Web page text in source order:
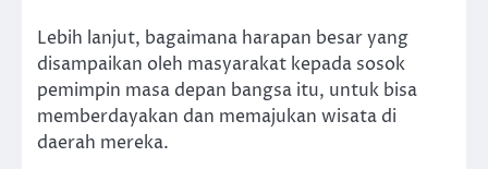
Lebih lanjut, bagaimana harapan besar yang
disampaikan oleh masyarakat kepada sosok
pemimpin masa depan bangsa itu, untuk bisa
memberdayakan dan memajukan wisata di
daerah mereka.